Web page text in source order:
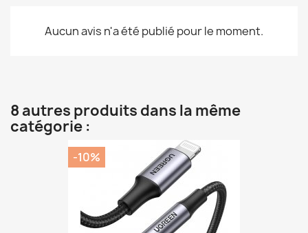
Aucun avis n'a été publié pour le moment.
8 autres produits dans la même
catégorie :
-10%